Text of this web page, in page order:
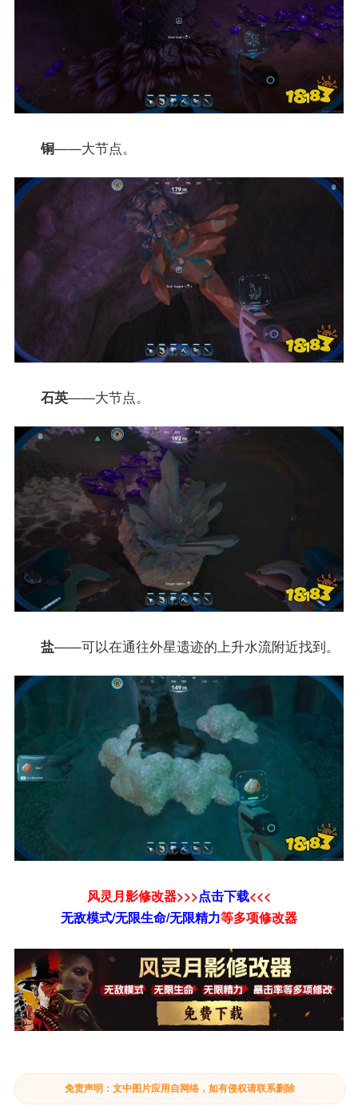
铜——大节点。
石英——大节点。
盐——可以在通往外星遗迹的上升水流附近找到。
风灵月影修改器>>>点击下载<<<
无敌模式/无限生命/无限精力等多项修改器
免责声明：文中图片应用自网络，如有侵权请联系删除